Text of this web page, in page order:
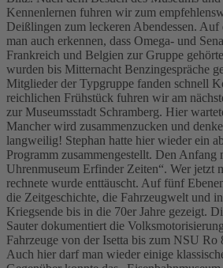
Kennenlernen fuhren wir zum
Deißlingen zum leckeren Abendessen.
man auch erkennen, dass Omega- und
Frankreich und Belgien zur Gruppe
wurden bis Mitternacht Benzingespräche
Mitglieder der Typgruppe fanden schnell
reichlichen Frühstück fuhren wir am
zur Museumsstadt Schramberg. Hier
Mancher wird zusammenzucken und
langweilig! Stephan hatte hier wieder ein
Programm zusammengestellt. Den Anfang
Uhrenmuseum Erfinder Zeiten“. Wer jetzt
rechnete wurde enttäuscht. Auf fünf
die Zeitgeschichte, die Fahrzeugwelt und
Kriegsende bis in die 70er Jahre gezeigt.
Sauter dokumentiert die
Fahrzeuge von der Isetta bis zum NSU Ro
Auch hier darf man wieder einige